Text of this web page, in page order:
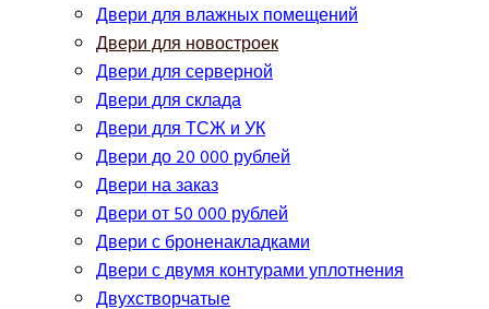
Двери для влажных помещений
Двери для новостроек
Двери для серверной
Двери для склада
Двери для ТСЖ и УК
Двери до 20 000 рублей
Двери на заказ
Двери от 50 000 рублей
Двери с броненакладками
Двери с двумя контурами уплотнения
Двухстворчатые